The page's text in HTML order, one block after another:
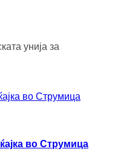
унија за
во Струмица